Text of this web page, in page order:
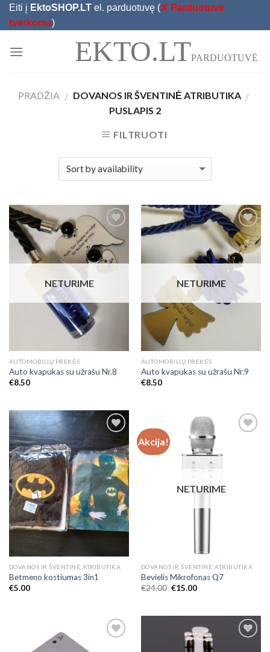
Skip
Eiti į EktoSHOP.LT el. parduotuvę (✘ Parduotuvė
tvarkoma)
EKTO.LTPARDUOTUVĖ
PRADŽIA / DOVANOS IR ŠVENTINĖ ATRIBUTIKA /
PUSLAPIS 2
FILTRUOTI
Add to
Wishlist
NETURIME
AUTOMOBILIŲ PREKĖS
Auto kvapukas su užrašu Nr.8
€8.50
Add to
Wishlist
NETURIME
AUTOMOBILIŲ PREKĖS
Auto kvapukas su užrašu Nr.9
€8.50
Wishlist
DOVANOS IR ŠVENTINĖ ATRIBUTIKA
Betmeno kostiumas 3in1
€5.00
Akcija!
NETURIME
DOVANOS IR ŠVENTINĖ ATRIBUTIKA
Bevielis Mikrofonas Q7
€24.00 €15.00